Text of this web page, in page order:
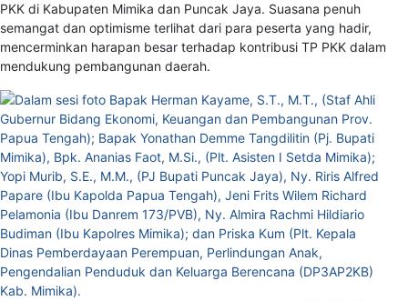
PKK di Kabupaten Mimika dan Puncak Jaya. Suasana penuh
semangat dan optimisme terlihat dari para peserta yang hadir,
mencerminkan harapan besar terhadap kontribusi TP PKK dalam
mendukung pembangunan daerah.